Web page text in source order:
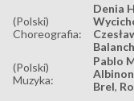
(Polski)
Choreografia:
Denia
(Polski)
Muzyka:
Pablo
Brel,